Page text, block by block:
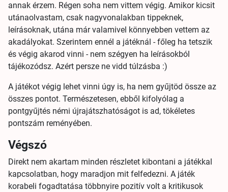
annak érzem. Régen soha nem vittem végig. Amikor kicsit
utánaolvastam, csak nagyvonalakban tippeknek,
leírásoknak, utána már valamivel könnyebben vettem az
akadályokat. Szerintem ennél a játéknál - főleg ha tetszik
és végig akarod vinni - nem szégyen ha leírásokból
tájékozódsz. Azért persze ne vidd túlzásba :)
A játékot végig lehet vinni úgy is, ha nem gyűjtöd össze az
összes pontot. Természetesen, ebből kifolyólag a
pontgyűjtés némi újrajátszhatóságot is ad, tökéletes
pontszám reményében.
Végszó
Direkt nem akartam minden részletet kibontani a játékkal
kapcsolatban, hogy maradjon mit felfedezni. A játék
korabeli fogadtatása többnyire pozitív volt a kritikusok